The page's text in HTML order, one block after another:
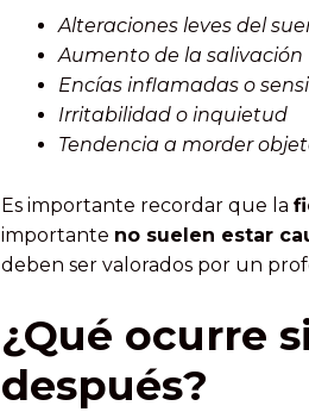
Alteraciones leves del
Aumento de la salivación
Encías inflamadas o
Irritabilidad o inquietud
Tendencia a morder
Es importante recordar que la
importante no suelen estar
deben ser valorados por un
¿Qué ocurre
después?